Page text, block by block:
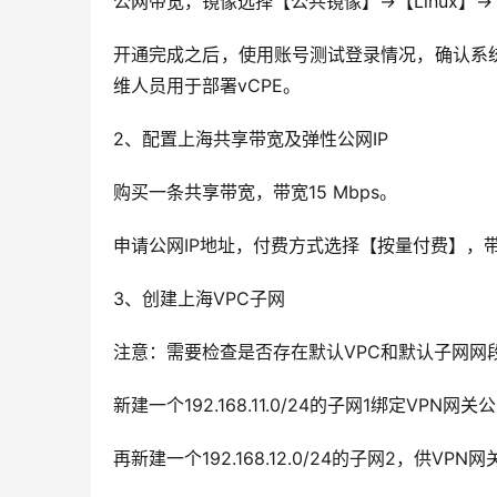
开通完成之后，使用账号测试登录情况，确认
维人员用于部署vCPE。
2、配置上海共享带宽及弹性公网IP
购买一条共享带宽，带宽15 Mbps。
申请公网IP地址，付费方式选择【按量付费】
3、创建上海VPC子网
注意：需要检查是否存在默认VPC和默认子网
新建一个192.168.11.0/24的子网1绑定VPN网关
再新建一个192.168.12.0/24的子网2，供VPN